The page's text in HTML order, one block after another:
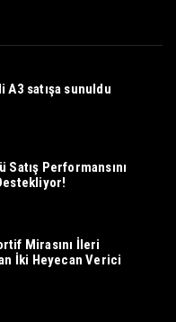
A3 satışa sunuldu
Satış Performansını
Mirasını İleri
İki Heyecan Verici